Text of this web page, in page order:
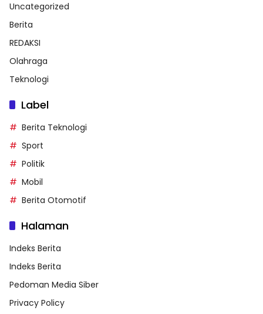
Uncategorized
Berita
REDAKSI
Olahraga
Teknologi
Label
Berita Teknologi
Sport
Politik
Mobil
Berita Otomotif
Halaman
Indeks Berita
Indeks Berita
Pedoman Media Siber
Privacy Policy